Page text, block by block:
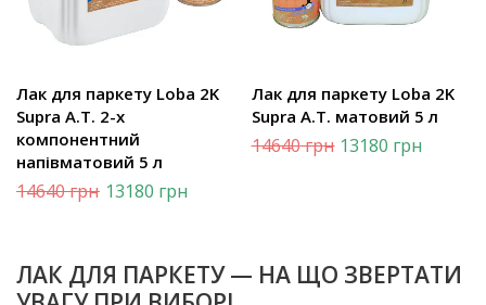
Лак для паркету Loba 2K
Supra A.T. 2-х
компонентний
напівматовий 5 л
14640грн 13180 грн
Лак для паркету Loba 2K
Supra A.T. матовий 5 л
14640грн 13180 грн
ЛАК ДЛЯ ПАРКЕТУ — НА ЩО ЗВЕРТАТИ